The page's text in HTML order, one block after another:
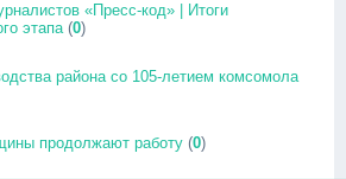
«Пресс-код» | Итоги
этапа (0)
района со 105-летием комсомола
продолжают работу (0)